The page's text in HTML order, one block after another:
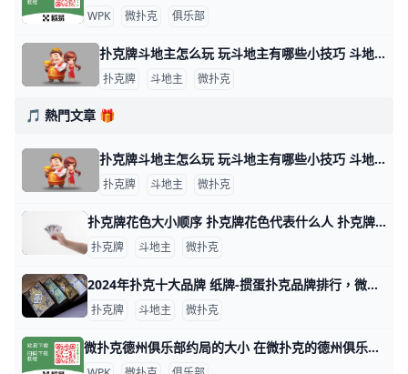
WPK 微扑克 俱乐部
扑克牌斗地主怎么玩 玩斗地主有哪些小技巧 斗地主游戏玩法指南 扑克牌斗地主是一种三人玩的争先型牌类游戏，每局牌有一个玩家是“地主”，独自对抗另两个组成同盟的玩家。斗地主玩法比较简单，发牌时，庄家先从牌堆
扑克牌 斗地主 微扑克
🎵 熱門文章 🎁
扑克牌斗地主怎么玩 玩斗地主有哪些小技巧 斗地主游戏玩法指南 扑克牌斗地主是一种三人玩的争先型牌类游戏，每局牌有一个玩家是“地主”，独自对抗另两个组成同盟的玩家。斗地主玩法比较简单，发牌时，庄家先从牌堆
扑克牌 斗地主 微扑克
扑克牌花色大小顺序 扑克牌花色代表什么人 扑克牌分为四种花色：黑桃、方块、梅花和红桃，但各国人民都以本国民族文化对四种花色给予不同的文化阐述，比如说，中国人将四种花色理解为春、夏、秋
扑克牌 斗地主 微扑克
2024年扑克十大品牌 纸牌-掼蛋扑克品牌排行，微扑克牌哪个牌子好 2024年扑克十大品牌 十大扑克品牌排行榜，纸牌-掼蛋扑克品牌排行，扑克牌哪个牌子好 扑克什么牌子好？经专业评测的2024年扑克十大品牌名单发布
扑克牌 斗地主 微扑克
微扑克德州俱乐部约局的大小 在微扑克的德州俱乐部中，约局的大小通常取决于多个因素，包括玩家的资金实力、俱乐部的规则以及所选择的游戏类型。以下是一些关于微扑克德州俱乐部约